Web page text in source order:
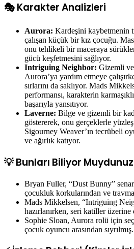
🎭 Karakter Analizleri
Aurora: Kardeşini kaybetmenin
çalışan küçük bir kız çocuğu.
onu tehlikeli bir maceraya
gücü keşfetmesini sağlıyor.
Intriguing Neighbor: Gizemli
Aurora’ya yardım etmeye
sırlarını da saklıyor. Mads
performansı, karakterin
başarıyla yansıtıyor.
Laverne: Bilge ve gizemli bir
göstererek, onu gerçeklerle
Sigourney Weaver’ın tecrübeli
ve ağırlık katıyor.
💡 Bunları Biliyor
Bryan Fuller, “Dust Bunny”
çocukluk korkularından ve
Mads Mikkelsen, “Intriguing
hazırlanırken, seri katiller üzerine
Sophie Sloan, Aurora rolü için
çocuk oyuncu arasından sıyrılmış.